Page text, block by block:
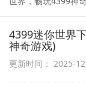
4399迷你世界
神奇游戏)
更新时间： 2025-